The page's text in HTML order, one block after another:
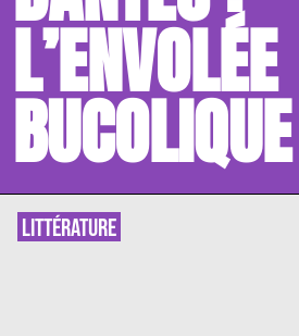
L’ENVOLÉE
BUCOLIQUE
LITTÉRATURE